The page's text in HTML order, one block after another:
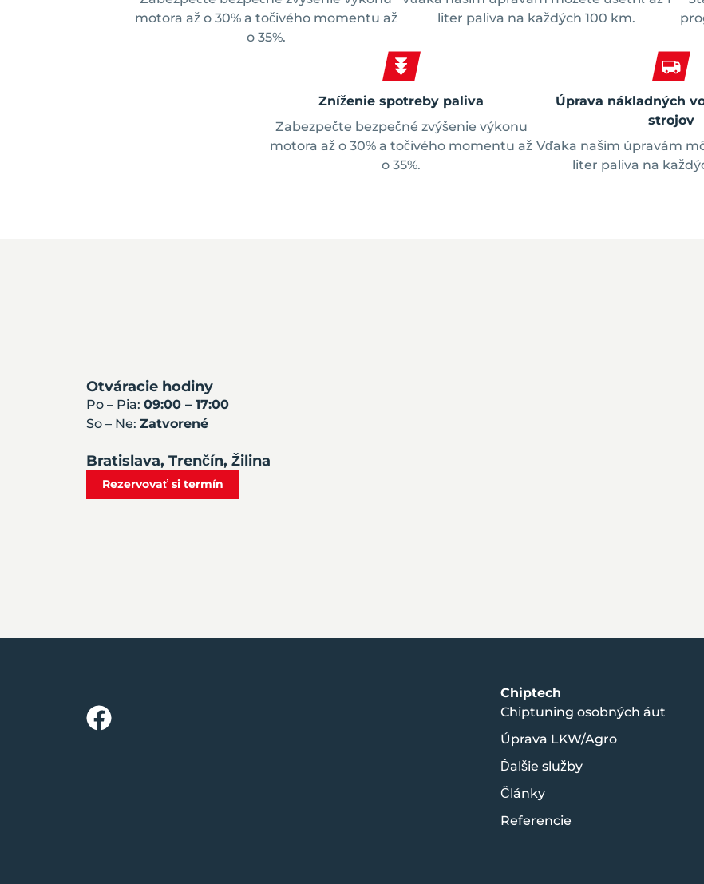
motora až o 30% a točivého momentu až
o 35%.
liter paliva na každých 100 km.
Zníženie spotreby paliva
Zabezpečte bezpečné zvýšenie výkonu
motora až o 30% a točivého momentu až
o 35%.
Úprava nákladných
strojov
Vďaka našim úpravám
liter paliva na
Otváracie hodiny
Po – Pia: 09:00 – 17:00
So – Ne: Zatvorené
Bratislava, Trenčín, Žilina
Rezervovať si termín
Chiptech
Chiptuning osobných áut
Úprava LKW/Agro
Ďalšie služby
Články
Referencie